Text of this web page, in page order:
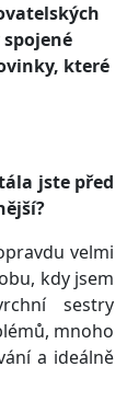
které
jste před
velmi
kdy jsem
sestry
mnoho
a ideálně